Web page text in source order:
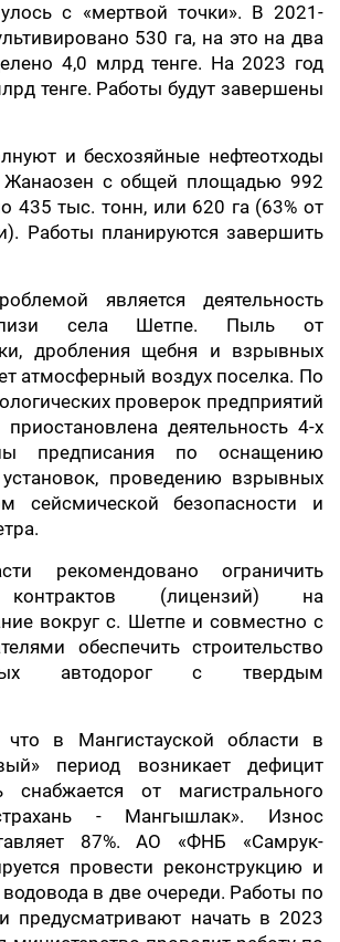
с «мертвой точки». В 2021-
530 га, на это на два
4,0 млрд тенге. На 2023 год
тенге. Работы будут завершены
и бесхозяйные нефтеотходы
Жанаозен с общей площадью 992
435 тыс. тонн, или 620 га (63% от
Работы планируются завершить
является деятельность
села Шетпе. Пыль от
дробления щебня и взрывных
атмосферный воздух поселка. По
проверок предприятий
деятельность 4-х
предписания по оснащению
проведению взрывных
сейсмической безопасности и
рекомендовано ограничить
контрактов (лицензий) на
вокруг с. Шетпе и совместно с
обеспечить строительство
автодорог с твердым
что в Мангистауской области в
период возникает дефицит
снабжается от магистрального
- Мангышлак». Износ
87%. АО «ФНБ «Самрук-
провести реконструкцию и
в две очереди. Работы по
предусматривают начать в 2023